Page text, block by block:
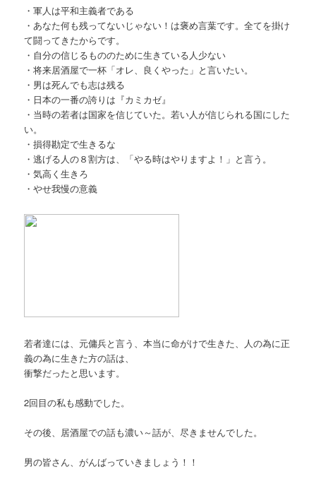
・軍人は平和主義者である
・あなた何も残ってないじゃない！は褒め言葉です。全てを掛け
て闘ってきたからです。
・自分の信じるもののために生きている人少ない
・将来居酒屋で一杯「オレ、良くやった」と言いたい。
・男は死んでも志は残る
・日本の一番の誇りは『カミカゼ』
・当時の若者は国家を信じていた。若い人が信じられる国にした
い。
・損得勘定で生きるな
・逃げる人の８割方は、「やる時はやりますよ！」と言う。
・気高く生きろ
・やせ我慢の意義
若者達には、元傭兵と言う、本当に命がけで生きた、人の為に正
義の為に生きた方の話は、
衝撃だったと思います。
2回目の私も感動でした。
その後、居酒屋での話も濃い～話が、尽きませんでした。
男の皆さん、がんばっていきましょう！！